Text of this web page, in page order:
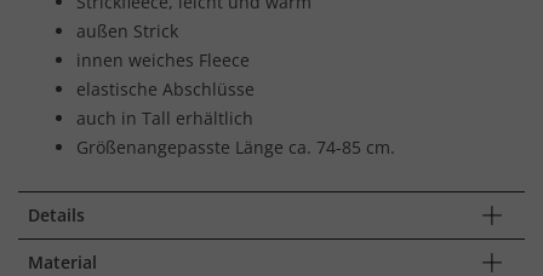
außen Strick
innen weiches Fleece
elastische Abschlüsse
auch in Tall erhältlich
Größenangepasste Länge ca. 74-85 cm.
Details
Material